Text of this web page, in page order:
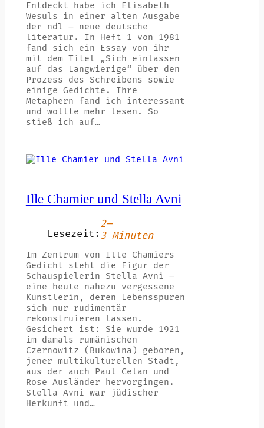
Entdeckt habe ich Elisabeth
Wesuls in einer alten Ausgabe
der ndl – neue deutsche
literatur. In Heft 1 von 1981
fand sich ein Essay von ihr
mit dem Titel „Sich einlassen
auf das Langwierige“ über den
Prozess des Schreibens sowie
einige Gedichte. Ihre
Metaphern fand ich interessant
und wollte mehr lesen. So
stieß ich auf…
Ille Chamier und Stella Avni
Lesezeit:
2–
3 Minuten
Im Zentrum von Ille Chamiers
Gedicht steht die Figur der
Schauspielerin Stella Avni –
eine heute nahezu vergessene
Künstlerin, deren Lebensspuren
sich nur rudimentär
rekonstruieren lassen.
Gesichert ist: Sie wurde 1921
im damals rumänischen
Czernowitz (Bukowina) geboren,
jener multikulturellen Stadt,
aus der auch Paul Celan und
Rose Ausländer hervorgingen.
Stella Avni war jüdischer
Herkunft und…